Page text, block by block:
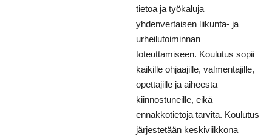
tietoa ja työkaluja
yhdenvertaisen liikunta- ja
urheilutoiminnan
toteuttamiseen. Koulutus sopii
kaikille ohjaajille, valmentajille,
opettajille ja aiheesta
kiinnostuneille, eikä
ennakkotietoja tarvita. Koulutus
järjestetään keskiviikkona